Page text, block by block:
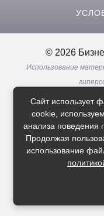
© 2026
Использование
Реклама.
Политика в
Сайт использует
cookie,
анализа поведения
Продолжая
использование